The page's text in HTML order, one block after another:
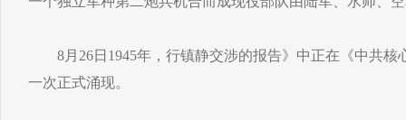
8月26日1945年，行镇静交涉的报告》中正在《中共核
一次正式涌现。